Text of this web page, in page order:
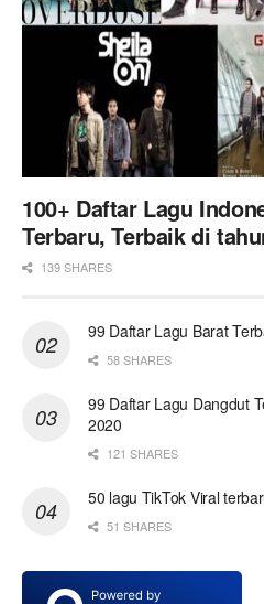
100+ Daftar Lagu
Terbaru, Terbaik di
139 SHARES
99 Daftar Lagu Barat
58 SHARES
99 Daftar Lagu Dangdut
2020
121 SHARES
50 lagu TikTok Viral
51 SHARES